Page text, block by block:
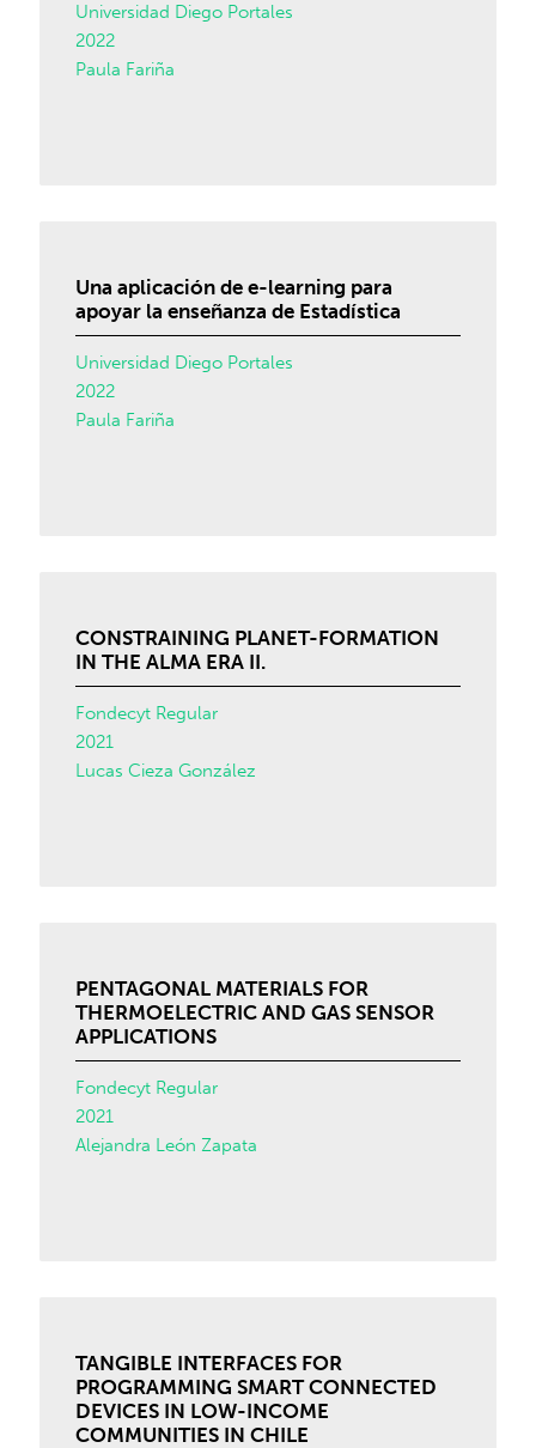
Universidad Diego Portales
2022
Paula Fariña
Una aplicación de e-learning para
apoyar la enseñanza de Estadística
Universidad Diego Portales
2022
Paula Fariña
CONSTRAINING PLANET-FORMATION
IN THE ALMA ERA II.
Fondecyt Regular
2021
Lucas Cieza González
PENTAGONAL MATERIALS FOR
THERMOELECTRIC AND GAS SENSOR
APPLICATIONS
Fondecyt Regular
2021
Alejandra León Zapata
TANGIBLE INTERFACES FOR
PROGRAMMING SMART CONNECTED
DEVICES IN LOW-INCOME
COMMUNITIES IN CHILE